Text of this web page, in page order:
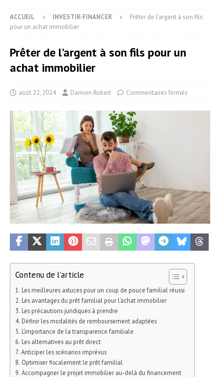
ACCUEIL INVESTIR-FINANCER
Prêter de l’argent à son fils
pour un achat immobilier
Prêter de l’argent à son fils pour un
achat immobilier
août 22, 2024 Damien Robert Commentaires fermés
Contenu de l'article
Les meilleures astuces pour un coup de pouce familial réussi
Les avantages du prêt familial pour l’achat immobilier
Les précautions juridiques à prendre
Définir les modalités de remboursement adaptées
L’importance de la transparence familiale
Les alternatives au prêt direct
Anticiper les scénarios imprévus
Optimiser fiscalement le prêt familial
Accompagner le projet immobilier au-delà du financement